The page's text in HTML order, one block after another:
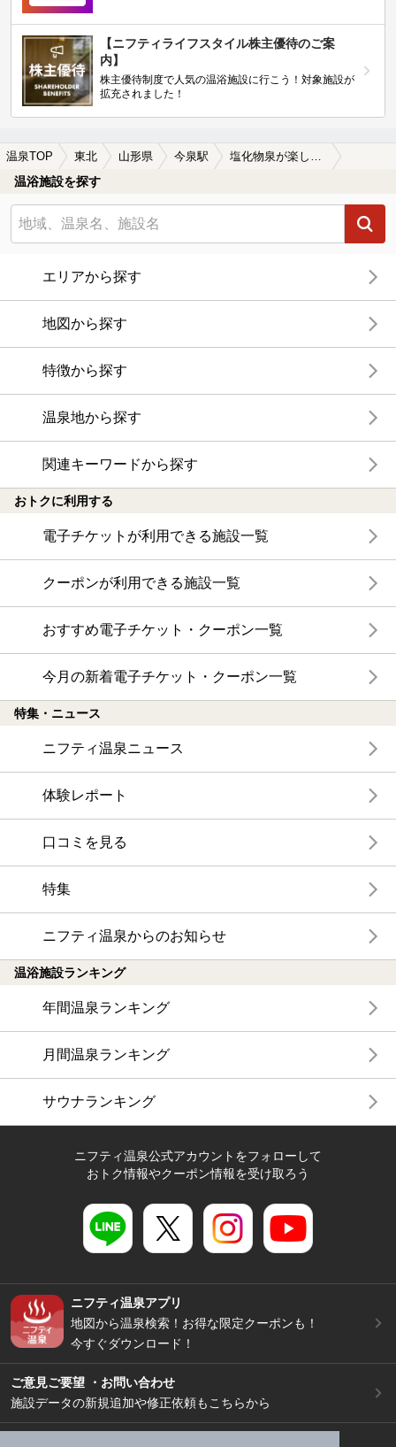
【ニフティライフスタイル株主優待のご案
内】
株主優待制度で人気の温浴施設に行こう！対象施設が
拡充されました！
温泉TOP 東北 山形県 今泉駅
温浴施設を探す
エリアから探す
地図から探す
特徴から探す
温泉地から探す
関連キーワードから探す
おトクに利用する
電子チケットが利用できる施設一覧
クーポンが利用できる施設一覧
おすすめ電子チケット・クーポン一覧
今月の新着電子チケット・クーポン一覧
特集・ニュース
ニフティ温泉ニュース
体験レポート
口コミを見る
特集
ニフティ温泉からのお知らせ
温浴施設ランキング
年間温泉ランキング
月間温泉ランキング
サウナランキング
ニフティ温泉公式アカウントをフォローして
おトク情報やクーポン情報を受け取ろう
ニフティ温泉アプリ
地図から温泉検索！お得な限定クーポンも！
今すぐダウンロード！
ご意見ご要望 ・お問い合わせ
施設データの新規追加や修正依頼もこちらから